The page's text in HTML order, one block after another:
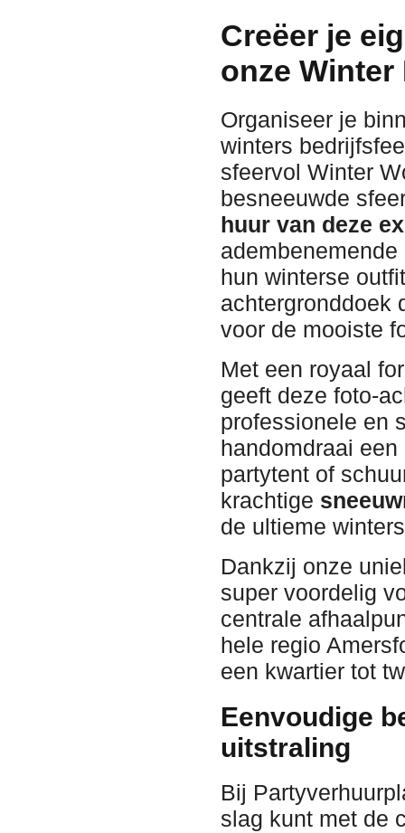
Creëer je
onze Winter
Organiseer je
winters
sfeervol Winter
besneeuwde
huur van deze
hun winterse
achtergronddoek
voor de mooiste
Met een royaal
geeft deze foto-
professionele en
handomdraai
partytent of
krachtige
de ultieme
Dankzij onze
super voordelig
centrale
hele regio
een kwartier tot
Eenvoudige
uitstraling
Bij
slag kunt met de